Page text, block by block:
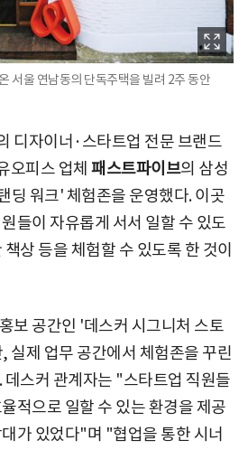
서울 연남동의 단독주택을 빌려 2주 동안
디자이너·스타트업 전문 브랜드
오피스 업체 패스트파이브의 삼성
딩 워크' 체험존을 운영했다. 이곳
들이 자유롭게 서서 일할 수 있도
상 등을 체험할 수 있도록 한 것이
보 공간인 '데스커 시그니처 스토
실제 업무 공간에서 체험존을 꾸린
데스커 관계자는 "스타트업 직원들
적으로 일할 수 있는 환경을 제공
가 있었다"며 "협업을 통한 시너